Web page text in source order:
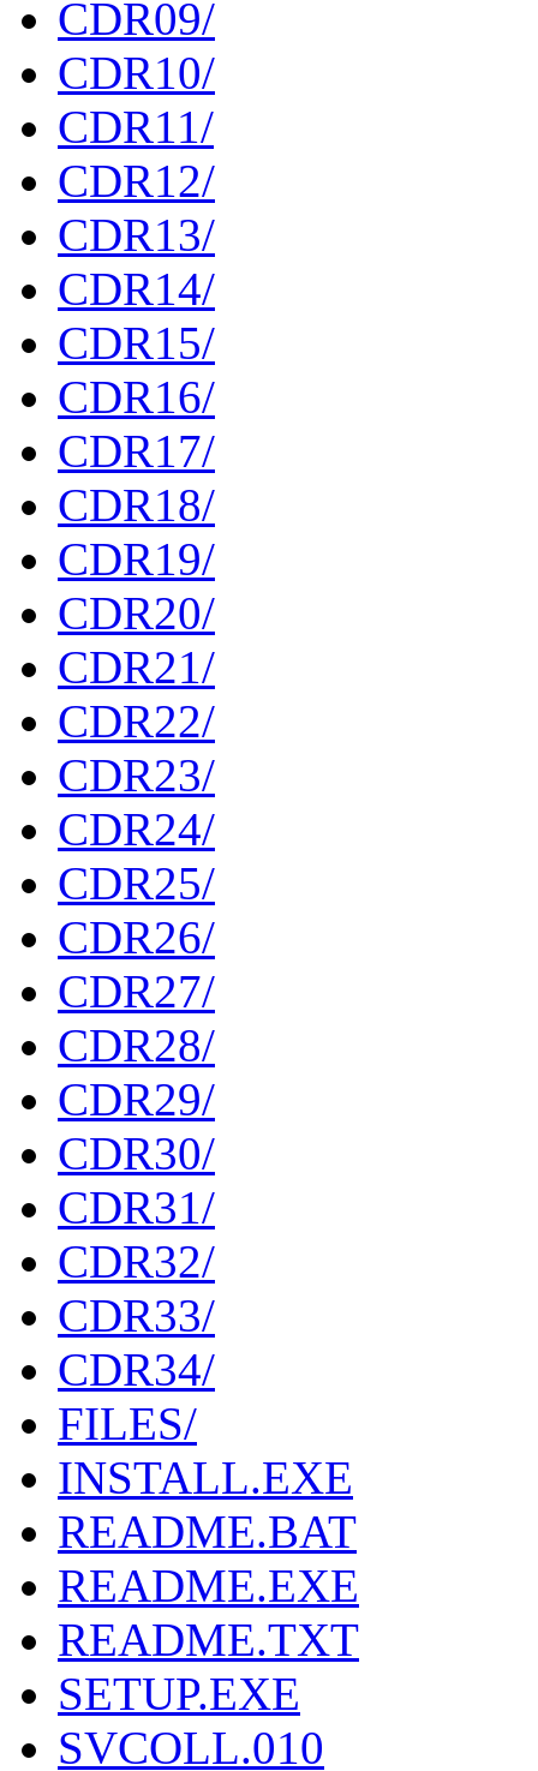
CDR09/
CDR10/
CDR11/
CDR12/
CDR13/
CDR14/
CDR15/
CDR16/
CDR17/
CDR18/
CDR19/
CDR20/
CDR21/
CDR22/
CDR23/
CDR24/
CDR25/
CDR26/
CDR27/
CDR28/
CDR29/
CDR30/
CDR31/
CDR32/
CDR33/
CDR34/
FILES/
INSTALL.EXE
README.BAT
README.EXE
README.TXT
SETUP.EXE
SVCOLL.010